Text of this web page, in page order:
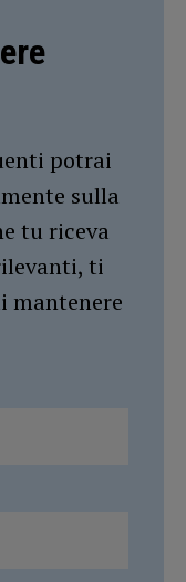
potrai
sulla
tu riceva
ti
mantenere